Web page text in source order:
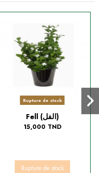
Rupture de stock
Fell (الفل)
15,000 TND
Rupture de stock